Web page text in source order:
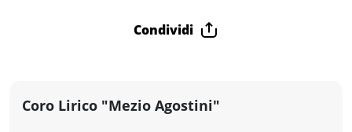
Cose
Condividi
Coro Lirico "Mezio Agostini"